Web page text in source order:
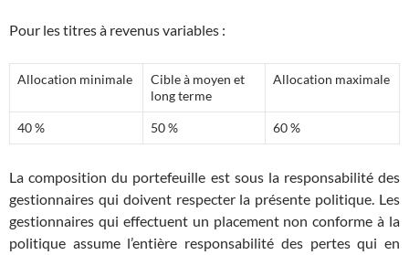
Pour les titres à revenus variables :
Allocation minimale
Cible à moyen et
long terme
Allocation maximale
40 % 50 % 60 %
La composition du portefeuille est sous la responsabilité des
gestionnaires qui doivent respecter la présente politique. Les
gestionnaires qui effectuent un placement non conforme à la
politique assume l’entière responsabilité des pertes qui en